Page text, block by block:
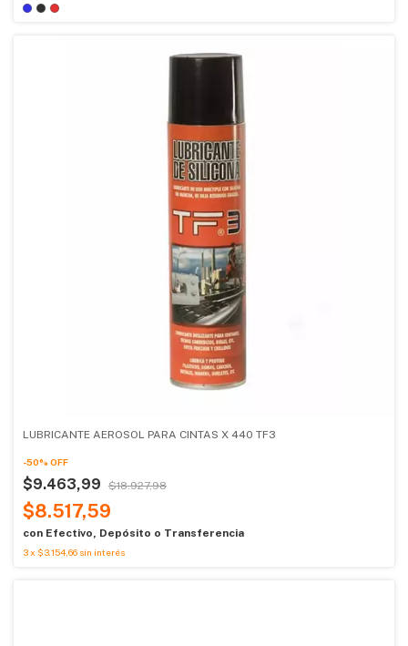
LUBRICANTE AEROSOL PARA CINTAS X 440 TF3
-50% OFF
$9.463,99 $18.927,98
$8.517,59
con Efectivo, Depósito o Transferencia
3x $3.154,66 sin interés